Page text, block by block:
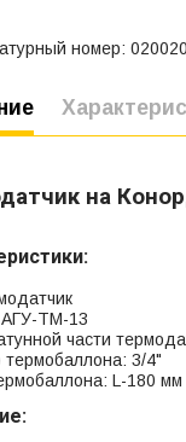
номер:
на
АГУ-ТМ-13
части
3/4"
L-180 мм